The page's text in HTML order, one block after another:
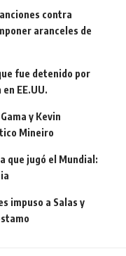
contra
aranceles de
fue detenido por
EE.UU.
y Kevin
Mineiro
que jugó el Mundial:
impuso a Salas y